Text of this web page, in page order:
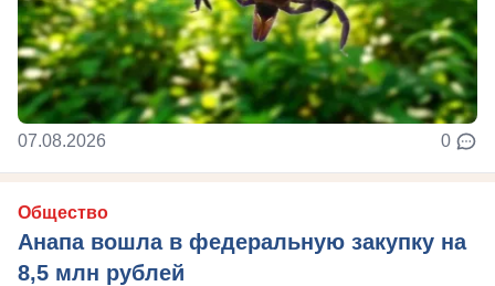
07.08.2026 0
Общество
Анапа вошла в федеральную закупку на
8,5 млн рублей